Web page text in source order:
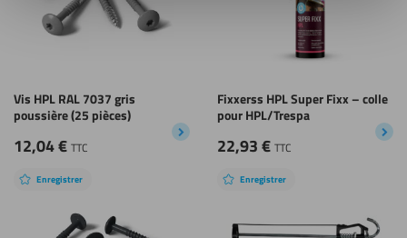
Vis HPL RAL 7037 gris
poussière (25 pièces)
12,04€ TTC
Fixxerss HPL Super Fixx – colle
pour HPL/Trespa
22,93€ TTC
Enregistrer Enregistrer